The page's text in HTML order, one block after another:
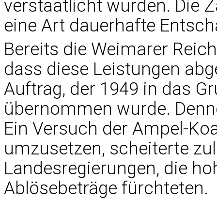
verstaatlicht wurden. Die
eine Art dauerhafte
Bereits die Weimarer
dass diese Leistungen
Auftrag, der 1949 in das
übernommen wurde.
Ein Versuch der Ampel-
umzusetzen, scheiterte
Landesregierungen, die
Ablösebeträge fürchteten.